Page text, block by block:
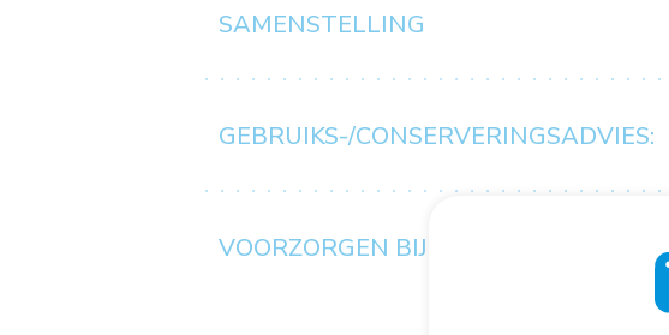
SAMENSTELLING
GEBRUIKS-/CONSERVERINGSADVIES:
VOORZORGEN BIJ GEBRUIK